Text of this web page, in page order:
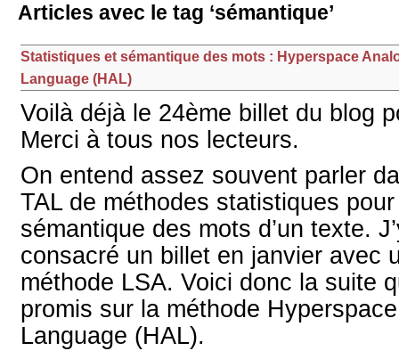
Articles avec le tag ‘sémantique’
Statistiques et sémantique des mots : Hyperspace
Language (HAL)
Voilà déjà le 24ème billet du blog
Merci à tous nos lecteurs.
On entend assez souvent parler
TAL de méthodes statistiques
sémantique des mots d’un texte.
consacré un billet en janvier avec
méthode LSA. Voici donc la suite
promis sur la méthode
Language (HAL).